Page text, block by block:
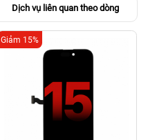
Dịch vụ liên quan theo dòng
Giảm 15%